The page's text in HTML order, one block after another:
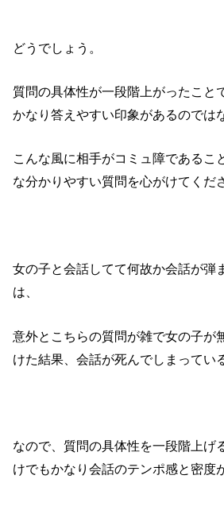
どうでしょう。
質問の具体性が一段階上がったこと
かなり答えやすい印象があるのでは
こんな風に相手がコミュ障であるこ
な分かりやすい質問を心がけてくだ
女の子と会話してて何故か会話が弾
は、
意外とこちらの質問が雑で女の子が
けた結果、会話が死んでしまってい
なので、質問の具体性を一段階上げ
けでもかなり会話のテンポ感と密度